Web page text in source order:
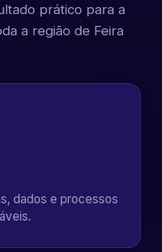
prático para a
a região de Feira
dados e processos